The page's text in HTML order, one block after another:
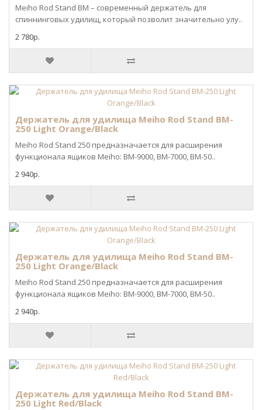
Meiho Rod Stand BM – современный держатель для
спиннинговых удилищ, который позволит значительно улу..
2 780р.
Держатель для удилища Meiho Rod Stand BM-
250 Light Orange/Black
Meiho Rod Stand 250 предназначается для расширения
функционала ящиков Meiho: BM-9000, BM-7000, BM-50..
2 940р.
Держатель для удилища Meiho Rod Stand BM-
250 Light Orange/Black
Meiho Rod Stand 250 предназначается для расширения
функционала ящиков Meiho: BM-9000, BM-7000, BM-50..
2 940р.
Держатель для удилища Meiho Rod Stand BM-
250 Light Red/Black